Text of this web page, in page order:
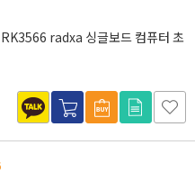
radxa 싱글보드 컴퓨터 초